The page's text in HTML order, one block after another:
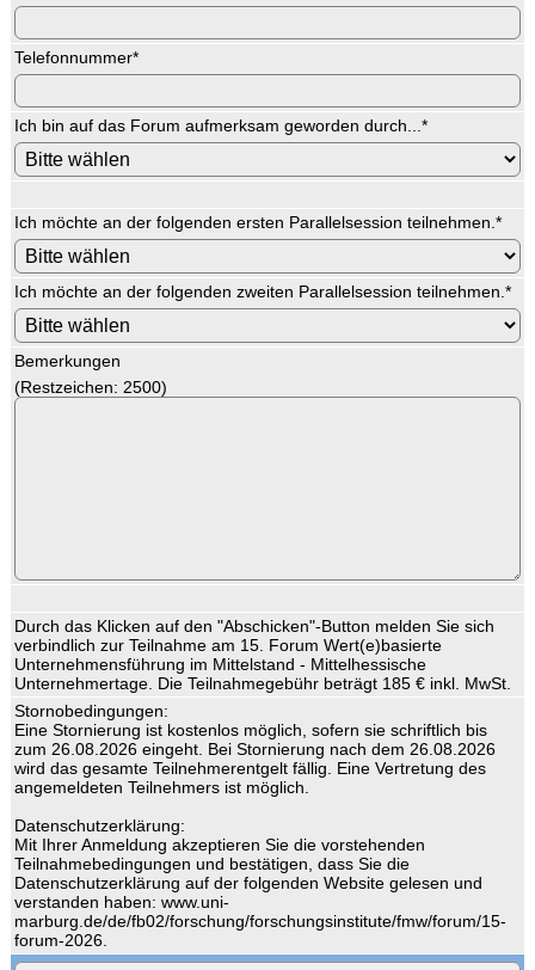
Telefonnummer*
Ich bin auf das Forum aufmerksam geworden durch... *
Ich möchte an der folgenden ersten Parallelsession teilnehmen. *
Ich möchte an der folgenden zweiten Parallelsession teilnehmen. *
Bemerkungen
(Restzeichen: 2500)
Durch das Klicken auf den "Abschicken"-Button melden Sie sich
verbindlich zur Teilnahme am 15. Forum Wert(e)basierte
Unternehmensführung im Mittelstand - Mittelhessische
Unternehmertage. Die Teilnahmegebühr beträgt 185 € inkl. MwSt.
Stornobedingungen:
Eine Stornierung ist kostenlos möglich, sofern sie schriftlich bis
zum 26.08.2026 eingeht. Bei Stornierung nach dem 26.08.2026
wird das gesamte Teilnehmerentgelt fällig. Eine Vertretung des
angemeldeten Teilnehmers ist möglich.
Datenschutzerklärung:
Mit Ihrer Anmeldung akzeptieren Sie die vorstehenden
Teilnahmebedingungen und bestätigen, dass Sie die
Datenschutzerklärung auf der folgenden Website gelesen und
verstanden haben: www.uni-
marburg.de/de/fb02/forschung/forschungsinstitute/fmw/forum/15-
forum-2026.